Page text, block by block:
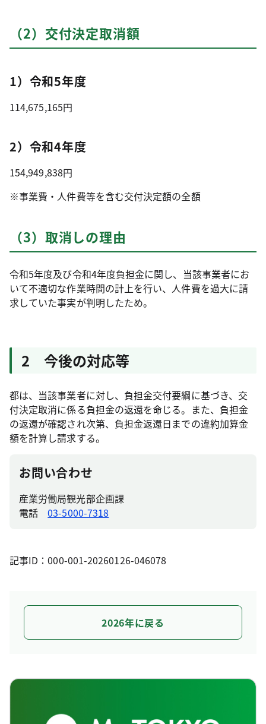
（2）交付決定取消額
1）令和5年度
114,675,165円
2）令和4年度
154,949,838円
※事業費・人件費等を含む交付決定額の全額
（3）取消しの理由
令和5年度及び令和4年度負担金に関し、当該事業者にお
いて不適切な作業時間の計上を行い、人件費を過大に請
求していた事実が判明したため。
2 今後の対応等
都は、当該事業者に対し、負担金交付要綱に基づき、交
付決定取消に係る負担金の返還を命じる。また、負担金
の返還が確認され次第、負担金返還日までの違約加算金
額を計算し請求する。
お問い合わせ
産業労働局観光部企画課
電話03-5000-7318
記事ID：000-001-20260126-046078
2026年に戻る